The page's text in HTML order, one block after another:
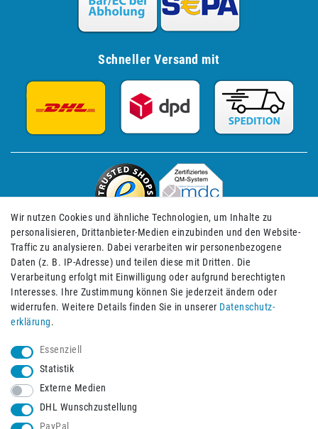
Schneller Versand mit
Impressum Daten­schutz­erklärung AGB
Wir nutzen Cookies und ähnliche Technologien, um Inhalte zu
personalisieren, Drittanbieter-Medien einzubinden und den Website-
Traffic zu analysieren. Dabei verarbeiten wir personenbezogene
Daten (z. B. IP-Adresse) und teilen diese mit Dritten. Die
Verarbeitung erfolgt mit Einwilligung oder aufgrund berechtigten
Interesses. Ihre Zustimmung können Sie jederzeit ändern oder
widerrufen. Weitere Details finden Sie in unserer Daten­schutz­
erklärung.
Essenziell
Statistik
Externe Medien
DHL Wunschzustellung
PayPal